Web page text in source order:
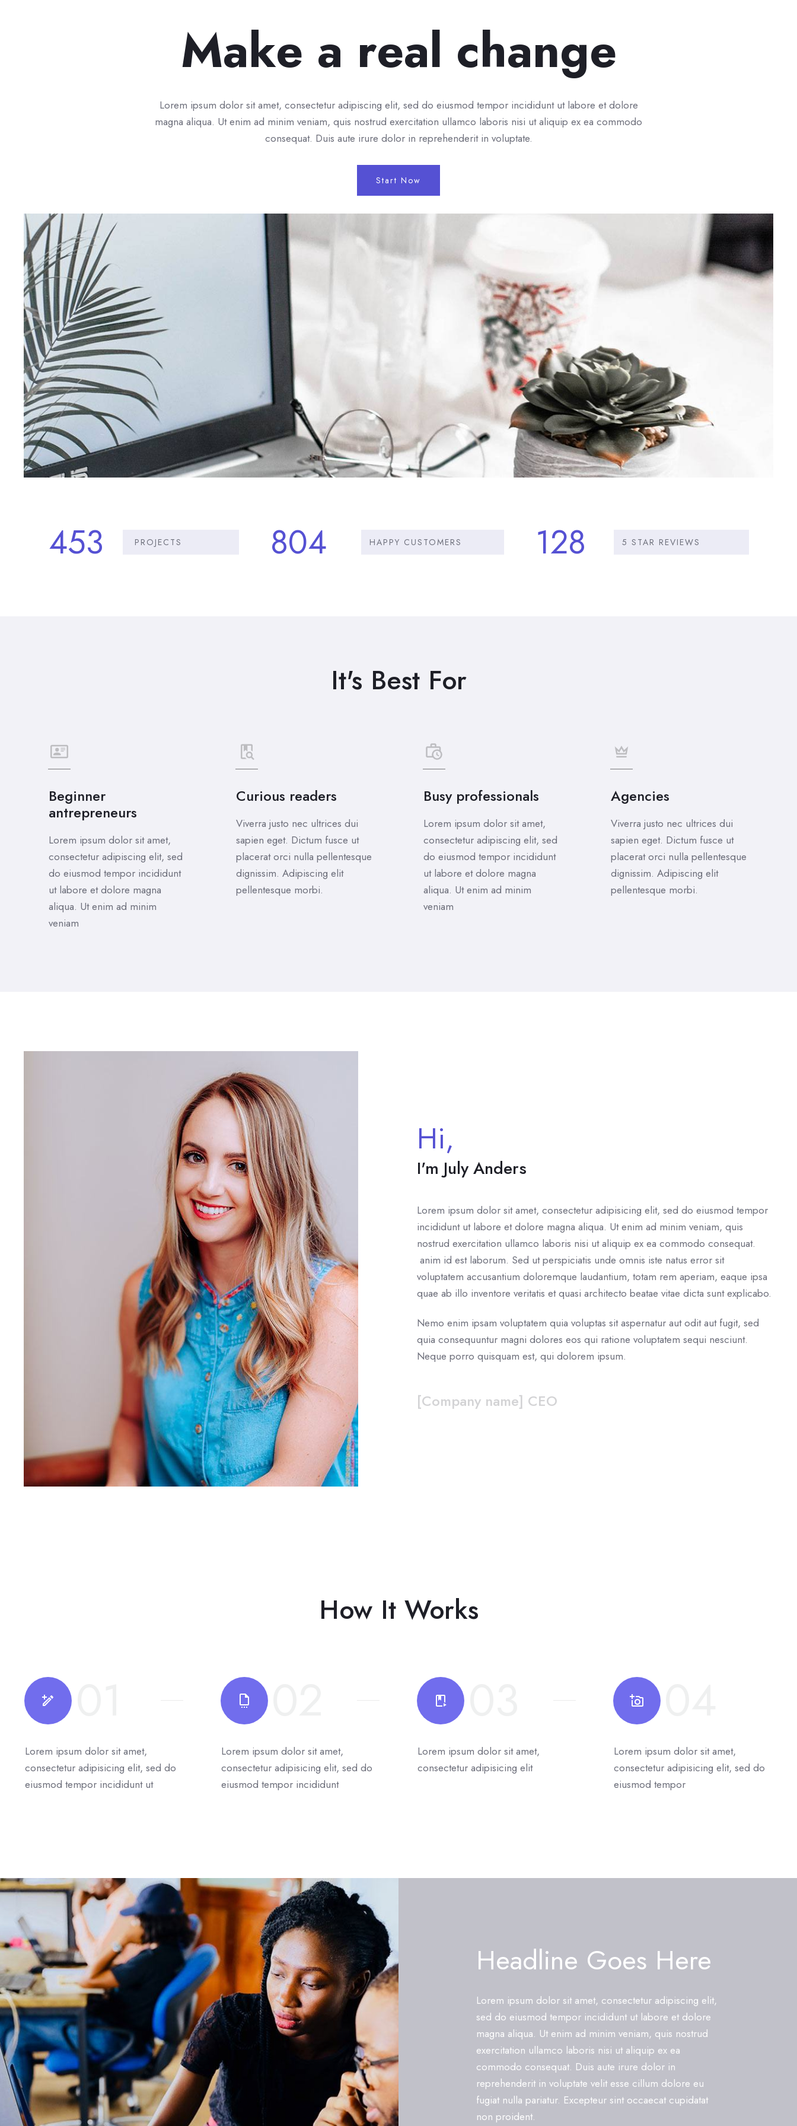
Make a real change
Lorem ipsum dolor sit amet, consectetur adipiscing elit, sed do eiusmod tempor incididunt ut labore et dolore
magna aliqua. Ut enim ad minim veniam, quis nostrud exercitation ullamco laboris nisi ut aliquip ex ea commodo
consequat. Duis aute irure dolor in reprehenderit in voluptate.
Start Now
453 PROJECTS 804 HAPPY CUSTOMERS 128 5 STAR REVIEWS
It's Best For
Beginner
antrepreneurs
Lorem ipsum dolor sit amet,
consectetur adipiscing elit, sed
do eiusmod tempor incididunt
ut labore et dolore magna
aliqua. Ut enim ad minim
veniam
Curious readers
Viverra justo nec ultrices dui
sapien eget. Dictum fusce ut
placerat orci nulla pellentesque
dignissim. Adipiscing elit
pellentesque morbi.
Busy professionals
Lorem ipsum dolor sit amet,
consectetur adipiscing elit, sed
do eiusmod tempor incididunt
ut labore et dolore magna
aliqua. Ut enim ad minim
veniam
Agencies
Viverra justo nec ultrices dui
sapien eget. Dictum fusce ut
placerat orci nulla pellentesque
dignissim. Adipiscing elit
pellentesque morbi.
Hi,
I'm July Anders
Lorem ipsum dolor sit amet, consectetur adipisicing elit, sed do eiusmod tempor
incididunt ut labore et dolore magna aliqua. Ut enim ad minim veniam, quis
nostrud exercitation ullamco laboris nisi ut aliquip ex ea commodo consequat.
anim id est laborum. Sed ut perspiciatis unde omnis iste natus error sit
voluptatem accusantium doloremque laudantium, totam rem aperiam, eaque ipsa
quae ab illo inventore veritatis et quasi architecto beatae vitae dicta sunt explicabo.
Nemo enim ipsam voluptatem quia voluptas sit aspernatur aut odit aut fugit, sed
quia consequuntur magni dolores eos qui ratione voluptatem sequi nesciunt.
Neque porro quisquam est, qui dolorem ipsum.
[Company name] CEO
How It Works
Lorem ipsum dolor sit amet,
consectetur adipisicing elit, sed do
eiusmod tempor incididunt ut
Lorem ipsum dolor sit amet,
consectetur adipisicing elit, sed do
eiusmod tempor incididunt
Lorem ipsum dolor sit amet,
consectetur adipisicing elit
Lorem ipsum dolor sit amet,
consectetur adipisicing elit, sed do
eiusmod tempor
Headline Goes Here
Lorem ipsum dolor sit amet, consectetur adipiscing elit,
sed do eiusmod tempor incididunt ut labore et dolore
magna aliqua. Ut enim ad minim veniam, quis nostrud
exercitation ullamco laboris nisi ut aliquip ex ea
commodo consequat. Duis aute irure dolor in
reprehenderit in voluptate velit esse cillum dolore eu
fugiat nulla pariatur. Excepteur sint occaecat cupidatat
non proident.